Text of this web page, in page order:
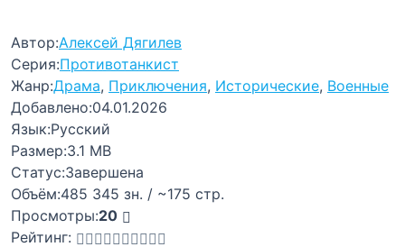
Автор:Алексей Дягилев
Серия:Противотанкист
Жанр:Драма, Приключения, Исторические, Военные
Добавлено:04.01.2026
Язык:Русский
Размер:3.1 MB
Статус:Завершена
Объём:485 345 зн. / ~175 стр.
Просмотры:20
Рейтинг: